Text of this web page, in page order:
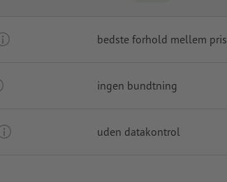
bedste forhold mellem
ingen bundtning
uden datakontrol